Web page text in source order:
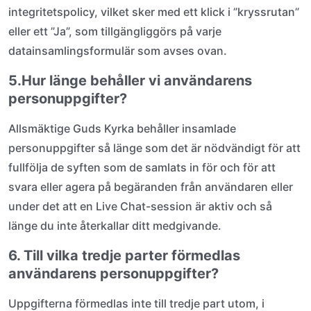
integritetspolicy, vilket sker med ett klick i ”kryssrutan”
eller ett ”Ja”, som tillgängliggörs på varje
datainsamlingsformulär som avses ovan.
5.Hur länge behåller vi användarens
personuppgifter?
Allsmäktige Guds Kyrka behåller insamlade
personuppgifter så länge som det är nödvändigt för att
fullfölja de syften som de samlats in för och för att
svara eller agera på begäranden från användaren eller
under det att en Live Chat-session är aktiv och så
länge du inte återkallar ditt medgivande.
6. Till vilka tredje parter förmedlas
användarens personuppgifter?
Uppgifterna förmedlas inte till tredje part utom, i